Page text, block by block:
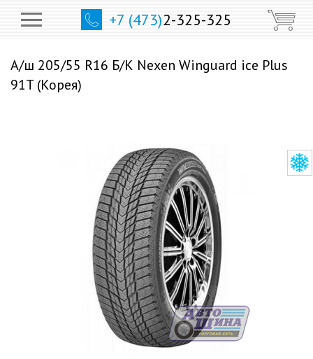
+7 (473)2-325-325
А/ш 205/55 R16 Б/К Nexen Winguard ice Plus
91T (Корея)